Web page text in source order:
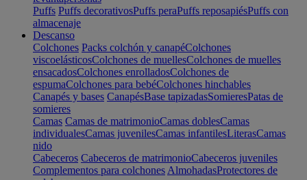
Puffs Puffs decorativosPuffs peraPuffs reposapiésPuffs con
almacenaje
Descanso
Colchones Packs colchón y canapéColchones
viscoelásticosColchones de muellesColchones de muelles
ensacadosColchones enrolladosColchones de
espumaColchones para bebéColchones hinchables
Canapés y bases CanapésBase tapizadasSomieresPatas de
somieres
Camas Camas de matrimonioCamas doblesCamas
individualesCamas juvenilesCamas infantilesLiterasCamas
nido
Cabeceros Cabeceros de matrimonioCabeceros juveniles
Complementos para colchones AlmohadasProtectores de